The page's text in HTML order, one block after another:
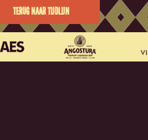
TERUG NAAR TIJDLIJN